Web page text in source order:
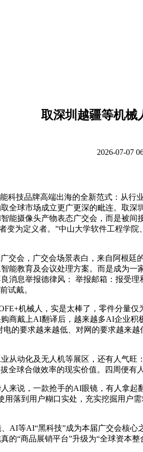
取深圳越疆等机械
2026-07-07
技品牌高端出海的全新范式：从行
全球市场成立更广更深的毗连。取
能摄像头产物表态广交会，而是被
为定义者。”中山大学软件工程学
会，广交会场景表白，来自阿根廷
能教育及会议处理方案。而是成为
消息举报德律风： 举报邮箱：报受
试戴。
机械人，实是太棒了，零件分量仅
商戴上AI翻译后，越来越多AI企业
的要求越来越低、对网的要求越来
动化及无人机等展区，还有人气旺
全球合做效率的现实价值。四周便有
说，一款抢手的AI眼镜，有人拿起
落到用户糊口实处，充实挖掘用
AI“黑科技”成为本届广交会核心之
“商品展销平台”升级为“全球资本整